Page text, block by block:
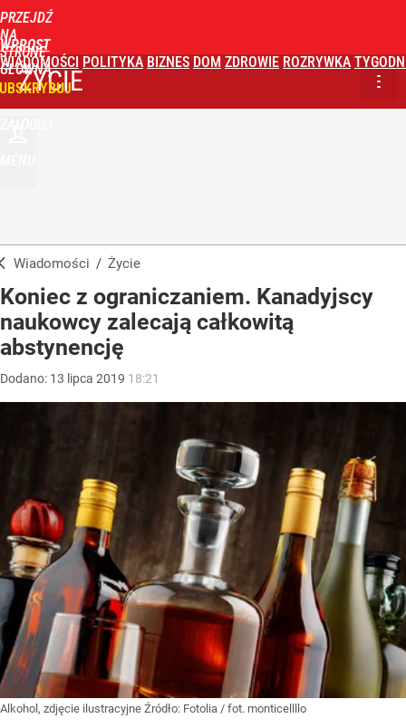
PRZEJDŹ
NA
STRONĘ
GŁÓWNĄ
WPROST
WIADOMOŚCI POLITYKA BIZNES DOM ZDROWIE ROZRYWKA
ŻYCIE
Wiadomości / Życie
Koniec z ograniczaniem. Kanadyjscy
naukowcy zalecają całkowitą
abstynencję
Dodano: 13 lipca 2019 18:21
Alkohol, zdjęcie ilustracyjne Źródło: Fotolia / fot. monticellllo